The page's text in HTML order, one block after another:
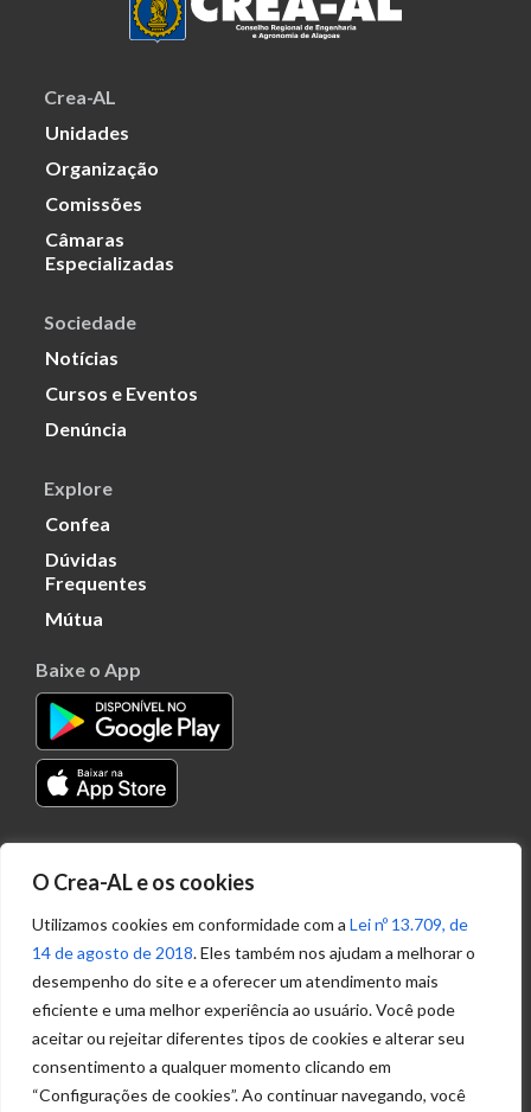
O Crea-AL e os cookies
Utilizamos cookies em conformidade com a Lei nº 13.709, de
14 de agosto de 2018. Eles também nos ajudam a melhorar o
desempenho do site e a oferecer um atendimento mais
eficiente e uma melhor experiência ao usuário. Você pode
aceitar ou rejeitar diferentes tipos de cookies e alterar seu
consentimento a qualquer momento clicando em
“Configurações de cookies”. Ao continuar navegando, você
Crea-AL
Unidades
Organização
Comissões
Câmaras
Especializadas
Sociedade
Notícias
Cursos e Eventos
Denúncia
Explore
Confea
Dúvidas
Frequentes
Mútua
Baixe o App
Transparência
Portal
Acesso à
Informação
Política de
Privacidade de
Ouvidoria